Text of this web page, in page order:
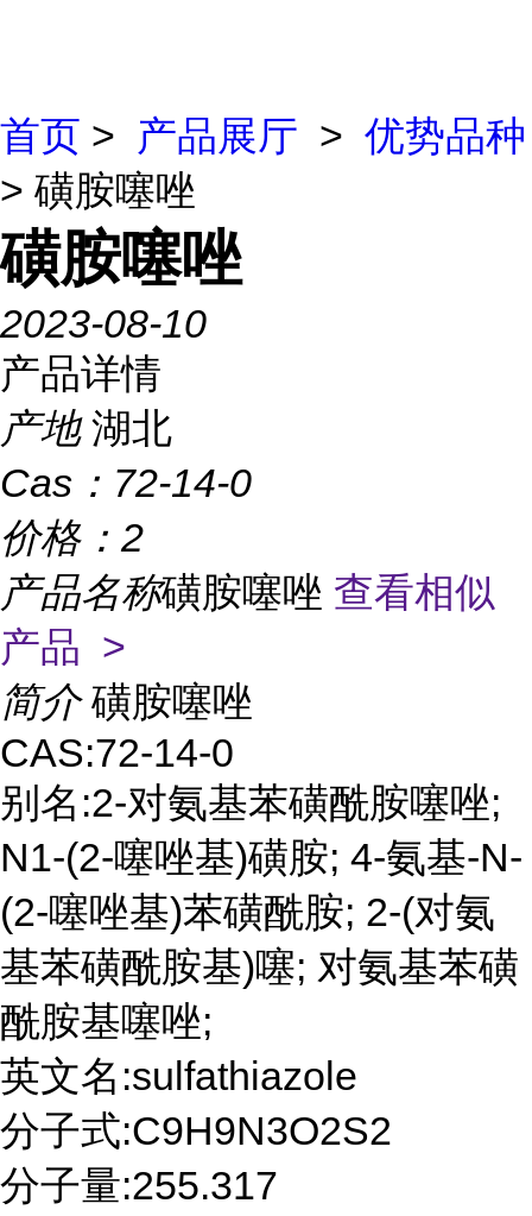
首页 > 产品展厅 > 优势品种
> 磺胺噻唑
磺胺噻唑
2023-08-10
产品详情
产地 湖北
Cas： 72-14-0
价格： 2
产品名称磺胺噻唑 查看相似
产品 >
简介 磺胺噻唑
CAS:72-14-0
别名:2-对氨基苯磺酰胺噻唑;
N1-(2-噻唑基)磺胺; 4-氨基-N-
(2-噻唑基)苯磺酰胺; 2-(对氨
基苯磺酰胺基)噻; 对氨基苯磺
酰胺基噻唑;
英文名:sulfathiazole
分子式:C9H9N3O2S2
分子量:255.317